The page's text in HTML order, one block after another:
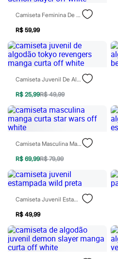
Shorts e Bermudas
Tops
Moda íntima
Calcinhas
Meias
Pijamas
Sutiãs e Tops
Biquínis
Maiôs
Saídas de praia
Personagens
Plus size
Blusas e Camisetas
Calças
Casacos e Jaquetas
Moda esportiva
Shorts e Saias
Vestidos
Masculino
Em alta
Dia dos Pais
Inverno
Roupas
Bermudas
Camisas
Camiseta Feminina De Algodão Manga Curta Demon Slayer Off White
R$ 59,99
Camiseta Juvenil De Algodão Tokyo Revengers Manga Curta Off White
R$ 25,99R$ 49,99
Camiseta Masculina Manga Curta Star Wars Off White
R$ 69,99R$ 79,99
Camiseta Juvenil Estampada Wild Preta
R$ 49,99